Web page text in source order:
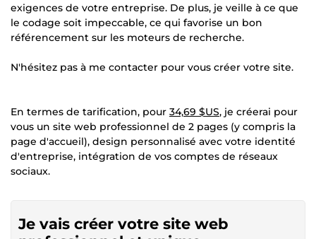
exigences de votre entreprise. De plus, je veille à ce que
le codage soit impeccable, ce qui favorise un bon
référencement sur les moteurs de recherche.
N'hésitez pas à me contacter pour vous créer votre site.
En termes de tarification, pour 34,69 $US, je créerai pour
vous un site web professionnel de 2 pages (y compris la
page d'accueil), design personnalisé avec votre identité
d'entreprise, intégration de vos comptes de réseaux
sociaux.
Je vais créer votre site web